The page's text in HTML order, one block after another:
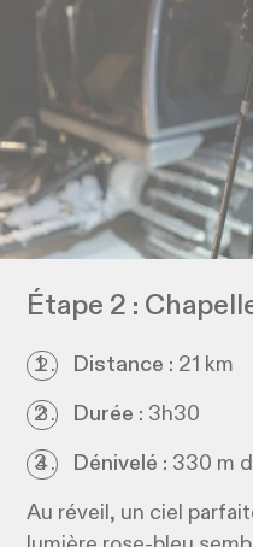
Étape 2 :
Distance : 21 km
Durée : 3h30
Dénivelé : 330 m
Au réveil, un ciel